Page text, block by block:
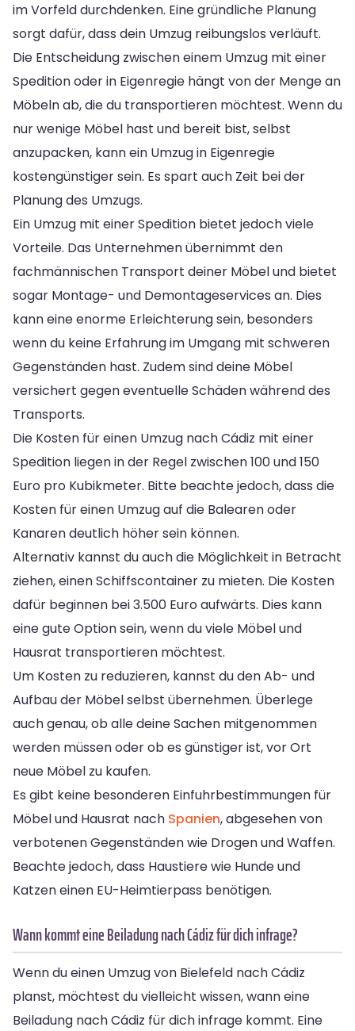
im Vorfeld durchdenken. Eine gründliche Planung
sorgt dafür, dass dein Umzug reibungslos verläuft.
Die Entscheidung zwischen einem Umzug mit einer
Spedition oder in Eigenregie hängt von der Menge an
Möbeln ab, die du transportieren möchtest. Wenn du
nur wenige Möbel hast und bereit bist, selbst
anzupacken, kann ein Umzug in Eigenregie
kostengünstiger sein. Es spart auch Zeit bei der
Planung des Umzugs.
Ein Umzug mit einer Spedition bietet jedoch viele
Vorteile. Das Unternehmen übernimmt den
fachmännischen Transport deiner Möbel und bietet
sogar Montage- und Demontageservices an. Dies
kann eine enorme Erleichterung sein, besonders
wenn du keine Erfahrung im Umgang mit schweren
Gegenständen hast. Zudem sind deine Möbel
versichert gegen eventuelle Schäden während des
Transports.
Die Kosten für einen Umzug nach Cádiz mit einer
Spedition liegen in der Regel zwischen 100 und 150
Euro pro Kubikmeter. Bitte beachte jedoch, dass die
Kosten für einen Umzug auf die Balearen oder
Kanaren deutlich höher sein können.
Alternativ kannst du auch die Möglichkeit in Betracht
ziehen, einen Schiffscontainer zu mieten. Die Kosten
dafür beginnen bei 3.500 Euro aufwärts. Dies kann
eine gute Option sein, wenn du viele Möbel und
Hausrat transportieren möchtest.
Um Kosten zu reduzieren, kannst du den Ab- und
Aufbau der Möbel selbst übernehmen. Überlege
auch genau, ob alle deine Sachen mitgenommen
werden müssen oder ob es günstiger ist, vor Ort
neue Möbel zu kaufen.
Es gibt keine besonderen Einfuhrbestimmungen für
Möbel und Hausrat nach Spanien, abgesehen von
verbotenen Gegenständen wie Drogen und Waffen.
Beachte jedoch, dass Haustiere wie Hunde und
Katzen einen EU-Heimtierpass benötigen.
Wann kommt eine Beiladung nach Cádiz für dich infrage?
Wenn du einen Umzug von Bielefeld nach Cádiz
planst, möchtest du vielleicht wissen, wann eine
Beiladung nach Cádiz für dich infrage kommt. Eine